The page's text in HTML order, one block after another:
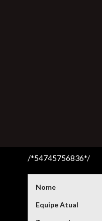
/*54745756836*/
Nome
Equipe Atual